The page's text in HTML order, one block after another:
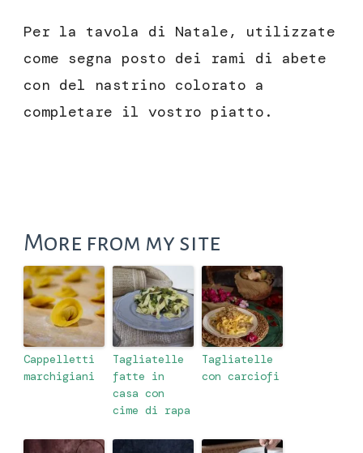
Per la tavola di Natale, utilizzate
come segna posto dei rami di abete
con del nastrino colorato a
completare il vostro piatto.
More from my site
Cappelletti
marchigiani
Tagliatelle
fatte in
casa con
cime di rapa
Tagliatelle
con carciofi